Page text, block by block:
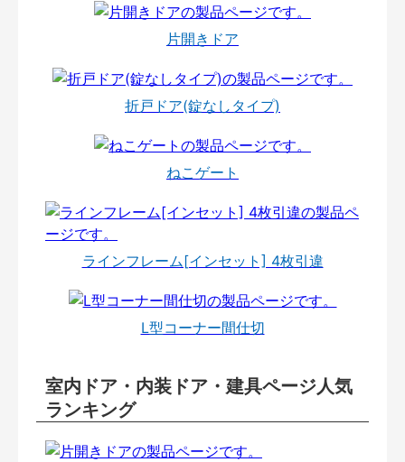
片開きドア
折戸ドア(錠なしタイプ)
ねこゲート
ラインフレーム[インセット] 4枚引違
L型コーナー間仕切
室内ドア・内装ドア・建具ページ人気
ランキング